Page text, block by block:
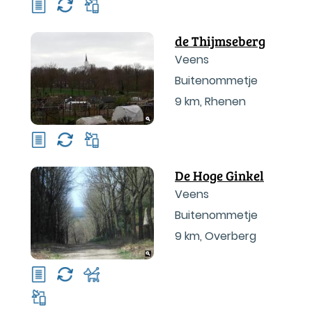
de Thijmseberg
Veens
Buitenommetje
9 km, Rhenen
De Hoge Ginkel
Veens
Buitenommetje
9 km, Overberg